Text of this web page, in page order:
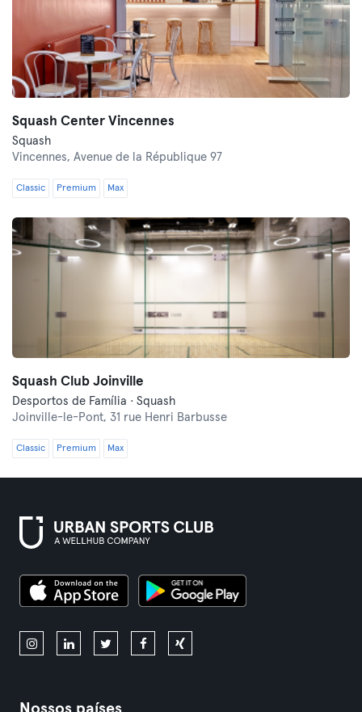
Squash Center Vincennes
Squash
Vincennes, Avenue de la République 97
Classic Premium Max
Squash Club Joinville
Desportos de Família · Squash
Joinville-le-Pont, 31 rue Henri Barbusse
Classic Premium Max